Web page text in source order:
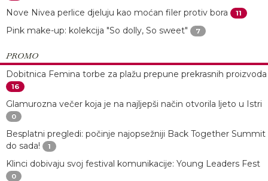
Nove Nivea perlice djeluju kao moćan filer protiv bora 11
Pink make-up: kolekcija "So dolly, So sweet" 7
PROMO
Dobitnica Femina torbe za plažu prepune prekrasnih proizvoda
16
Glamurozna večer koja je na najljepši način otvorila ljeto u Istri
0
Besplatni pregledi: počinje najopsežniji Back Together Summit
do sada!
1
Klinci dobivaju svoj festival komunikacije: Young Leaders Fest
0